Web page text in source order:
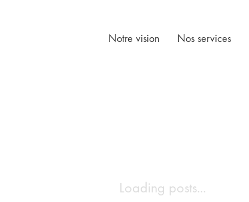
Notre vision Nos services
Loading posts...